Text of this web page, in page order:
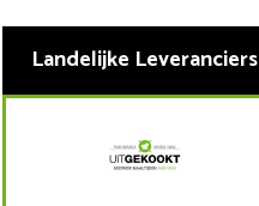
Landelijke Leveranciers